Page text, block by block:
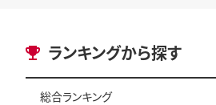
ランキングから探す
総合ランキング